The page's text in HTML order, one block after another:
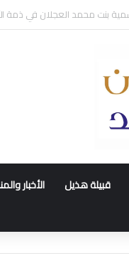
قران متعب بن سليمان العيد
قبيلة هذيل الأخبار